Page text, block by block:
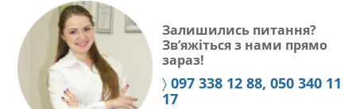
Залишились питання?
Зв’яжіться з нами прямо
зараз!
〉 097 338 12 88, 050 340 11
17